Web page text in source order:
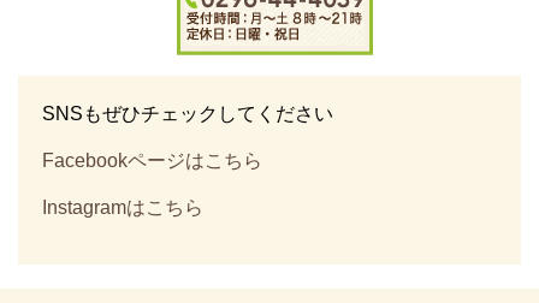
SNSもぜひチェックしてください
Facebookページはこちら
Instagramはこちら